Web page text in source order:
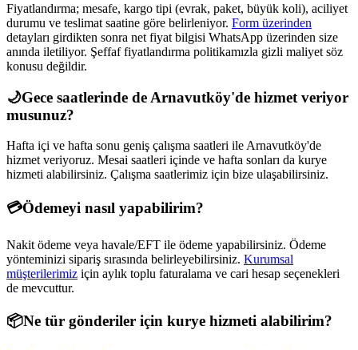
Fiyatlandırma; mesafe, kargo tipi (evrak, paket, büyük koli), aciliyet
durumu ve teslimat saatine göre belirleniyor. Form üzerinden
detayları girdikten sonra net fiyat bilgisi WhatsApp üzerinden size
anında iletiliyor. Şeffaf fiyatlandırma politikamızla gizli maliyet söz
konusu değildir.
🌙Gece saatlerinde de Arnavutköy'de hizmet veriyor
musunuz?
Hafta içi ve hafta sonu geniş çalışma saatleri ile Arnavutköy'de
hizmet veriyoruz. Mesai saatleri içinde ve hafta sonları da kurye
hizmeti alabilirsiniz. Çalışma saatlerimiz için bize ulaşabilirsiniz.
💳Ödemeyi nasıl yapabilirim?
Nakit ödeme veya havale/EFT ile ödeme yapabilirsiniz. Ödeme
yönteminizi sipariş sırasında belirleyebilirsiniz. Kurumsal
müşterilerimiz için aylık toplu faturalama ve cari hesap seçenekleri
de mevcuttur.
📦Ne tür gönderiler için kurye hizmeti alabilirim?